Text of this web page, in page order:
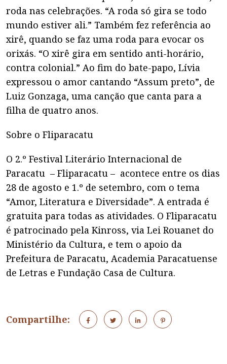
roda nas celebrações. “A roda só gira se todo
mundo estiver ali.” Também fez referência ao
xirê, quando se faz uma roda para evocar os
orixás. “O xirê gira em sentido anti-horário,
contra colonial.” Ao fim do bate-papo, Lívia
expressou o amor cantando “Assum preto”, de
Luiz Gonzaga, uma canção que canta para a
filha de quatro anos.
Sobre o Fliparacatu
O 2.º Festival Literário Internacional de
Paracatu – Fliparacatu – acontece entre os dias
28 de agosto e 1.º de setembro, com o tema
“Amor, Literatura e Diversidade”. A entrada é
gratuita para todas as atividades. O Fliparacatu
é patrocinado pela Kinross, via Lei Rouanet do
Ministério da Cultura, e tem o apoio da
Prefeitura de Paracatu, Academia Paracatuense
de Letras e Fundação Casa de Cultura.
Compartilhe: